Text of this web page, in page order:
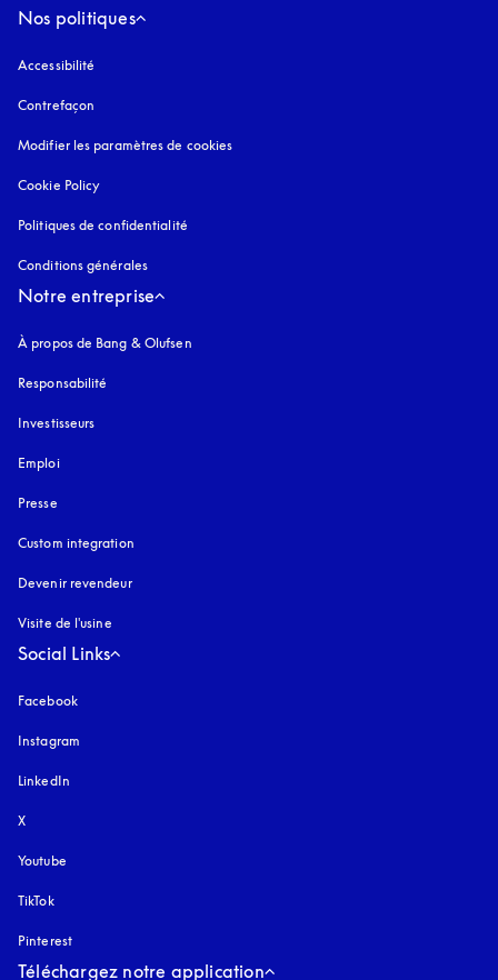
Nos politiques
Accessibilité
Contrefaçon
Modifier les paramètres de cookies
Cookie Policy
Politiques de confidentialité
Conditions générales
Notre entreprise
À propos de Bang & Olufsen
Responsabilité
Investisseurs
Emploi
Presse
Custom integration
Devenir revendeur
Visite de l'usine
Social Links
Facebook
Instagram
LinkedIn
X
Youtube
TikTok
Pinterest
Téléchargez notre application